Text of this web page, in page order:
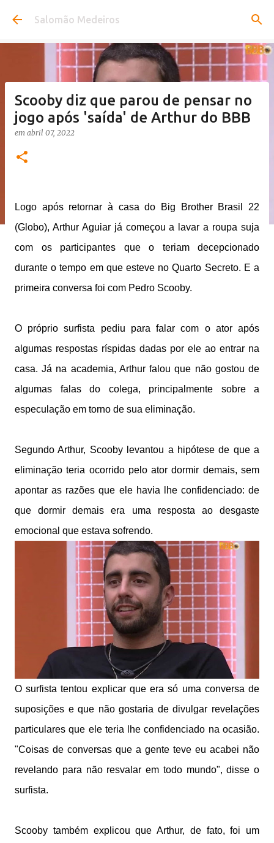
Pular para o conteúdo principal
Salomão Medeiros
Scooby diz que parou de pensar no
jogo após 'saída' de Arthur do BBB
em abril 07, 2022
Logo após retornar à casa do Big Brother Brasil 22
(Globo), Arthur Aguiar já começou a lavar a roupa suja
com os participantes que o teriam decepcionado
durante o tempo em que esteve no Quarto Secreto. E a
primeira conversa foi com Pedro Scooby.
O próprio surfista pediu para falar com o ator após
algumas respostas ríspidas dadas por ele ao entrar na
casa. Já na academia, Arthur falou que não gostou de
algumas falas do colega, principalmente sobre a
especulação em torno de sua eliminação.
Segundo Arthur, Scooby levantou a hipótese de que a
eliminação teria ocorrido pelo ator dormir demais, sem
apontar as razões que ele havia lhe confidenciado: de
que dormir demais era uma resposta ao desgaste
emocional que estava sofrendo.
O surfista tentou explicar que era só uma conversa de
suposições e que não gostaria de divulgar revelações
particulares que ele teria lhe confidenciado na ocasião.
"Coisas de conversas que a gente teve eu acabei não
revelando para não resvalar em todo mundo", disse o
surfista.
Scooby também explicou que Arthur, de fato, foi um